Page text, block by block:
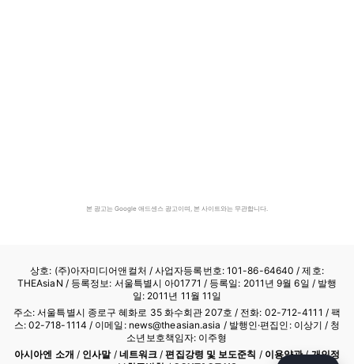
본 광고는 Google 애드센스 광고이며, 본 사이트와는 무관합니다.
상호: (주)아자미디어앤컬처 /사업자등록번호: 101-86-64640 / 제호:
THEAsiaN / 등록정보: 서울특별시 아01771 / 등록일: 2011년 9월 6일 / 발행
일: 2011년 11월 11일
주소: 서울특별시 종로구 혜화로 35 화수회관 207호 / 전화: 02-712-4111 / 팩
스: 02-718-1114 / 이메일: news@theasian.asia / 발행인·편집인: 이상기 / 청
소년보호책임자: 이주형
아시아엔 소개 / 인사말/ 네트워크 /편집강령 및 보도준칙 / 이용약관/개인정